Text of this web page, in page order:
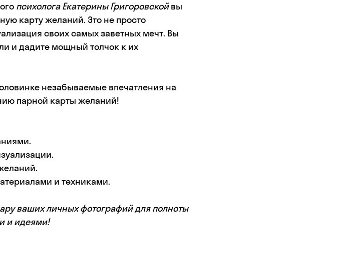
психолога Екатерины Григоровскойвы
карту желаний. Это не просто
своих самых заветных мечт. Вы
и дадите мощный толчок к их
незабываемые впечатления на
парной карты желаний!
и техниками.
ваших личных фотографий для полноты
и идеями!